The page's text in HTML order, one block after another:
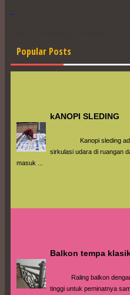
Popular Posts
kANOPI SLEDING
Kanopi sleding adalah
sirkulasi udara di ruangan
masuk ...
Balkon tempa
Raling balkon dengan
tinggi untuk peminatnya